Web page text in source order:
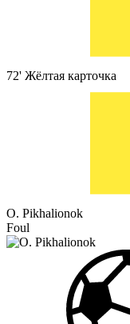
72' Жёлтая карточка
O. Pikhalionok
Foul